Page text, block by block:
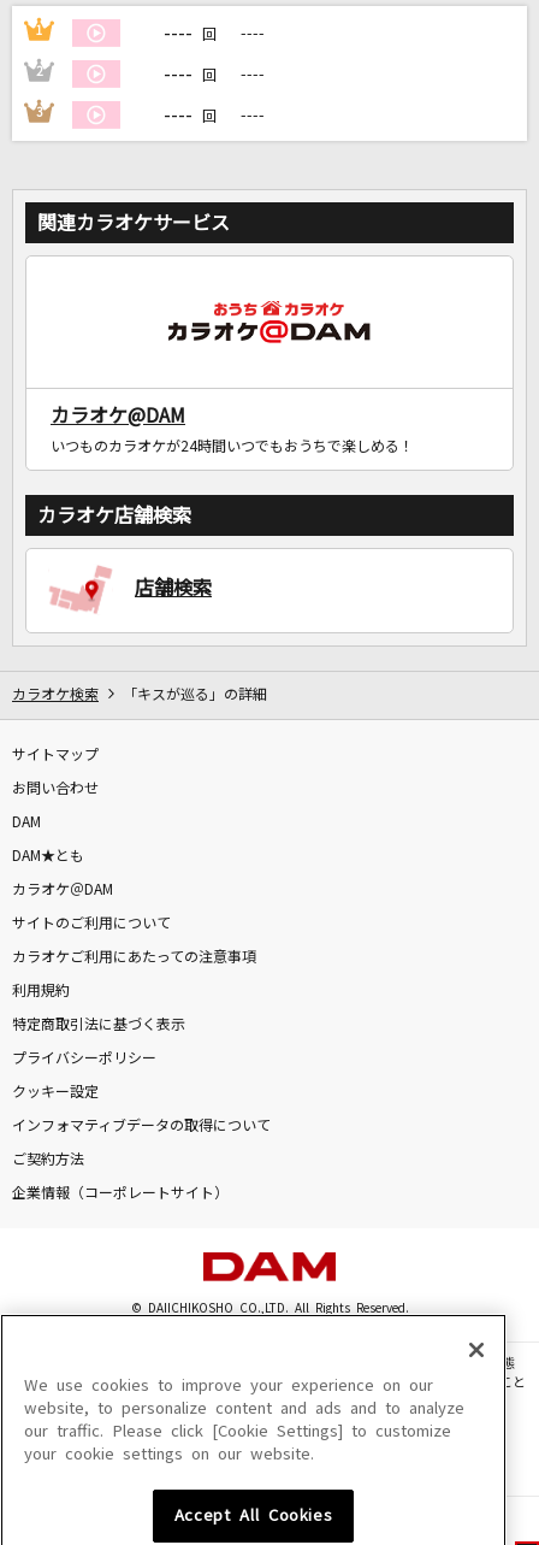
1 ---- 回 ----
2 ---- 回 ----
3 ---- 回 ----
関連カラオケサービス
カラオケ@DAM
いつものカラオケが24時間いつでもおうちで楽しめる！
カラオケ店舗検索
店舗検索
カラオケ検索 「キスが巡る」の詳細
サイトマップ
お問い合わせ
DAM
DAM★とも
カラオケ＠DAM
サイトのご利用について
カラオケご利用にあたっての注意事項
利用規約
特定商取引法に基づく表示
プライバシーポリシー
クッキー設定
インフォマティブデータの取得について
ご契約方法
企業情報（コーポレートサイト）
© DAIICHIKOSHO CO.,LTD. All Rights Reserved.
このサイトに掲載されている一切の文章・画像・写真・動画・音声等を、手段や形態
を問わず、著作権法の定める範囲を超えて無断で複製、転載、ファイル化などすること
を禁じます。
楽曲及びコンテンツは、機種によりご利用いただけない場合があります。
楽曲及びコンテンツの配信日、配信内容が変更になる場合があります。
We use cookies to improve your experience on our
website, to personalize content and ads and to analyze
our traffic. Please click [Cookie Settings] to customize
your cookie settings on our website.
Accept All Cookies